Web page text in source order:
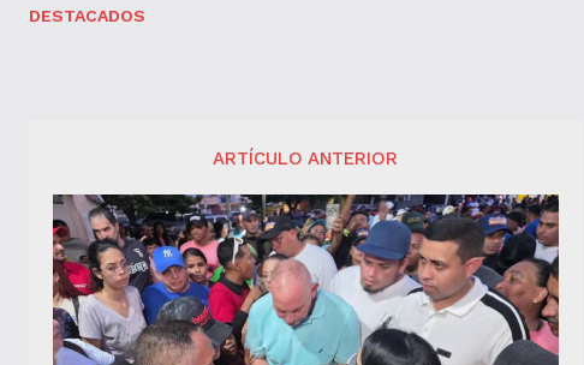
DESTACADOS
ARTÍCULO ANTERIOR